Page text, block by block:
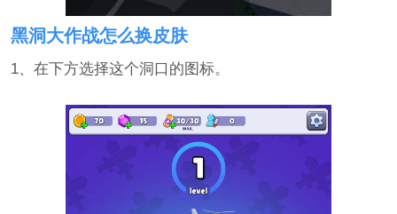
黑洞大作战怎么换皮肤
1、在下方选择这个洞口的图标。